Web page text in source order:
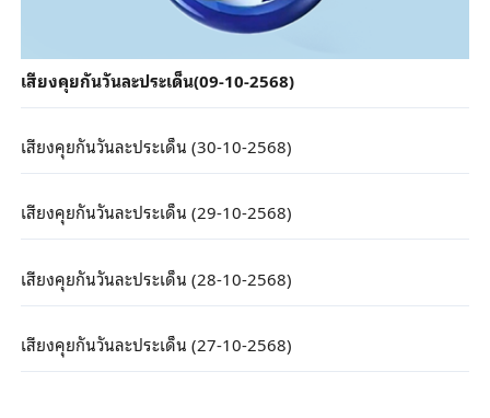
เสียงคุยกันวันละประเด็น(09-10-2568)
เสียงคุยกันวันละประเด็น (30-10-2568)
เสียงคุยกันวันละประเด็น (29-10-2568)
เสียงคุยกันวันละประเด็น (28-10-2568)
เสียงคุยกันวันละประเด็น (27-10-2568)